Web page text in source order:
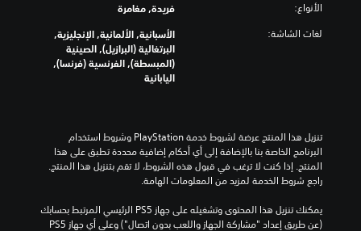
الأنواع: فريدة, مغامرة
لغات الشاشة:
الأسبانية, الألمانية, الإنجليزية,
البرتغالية (البرازيل), الصينية
(المبسطة), الفرنسية (فرنسا),
اليابانية
راجع شروط الخدمة لمزيد من المعلومات الهامة.